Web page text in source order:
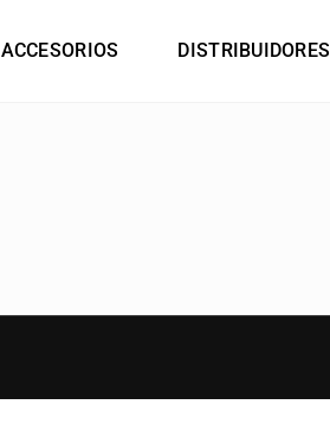
ACCESORIOS DISTRIBUIDORES